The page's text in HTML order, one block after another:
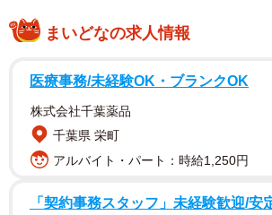
まいどなの求人情報
医療事務/未経験OK・ブランクOK
株式会社千葉薬品
千葉県 栄町
アルバイト・パート：時給1,250円
「契約事務スタッフ」未経験歓迎/安